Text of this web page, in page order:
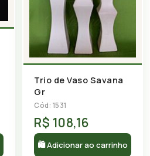
Trio de Vaso Savana
Gr
Cód: 1531
R$ 108,16
🛍 Adicionar ao carrinho